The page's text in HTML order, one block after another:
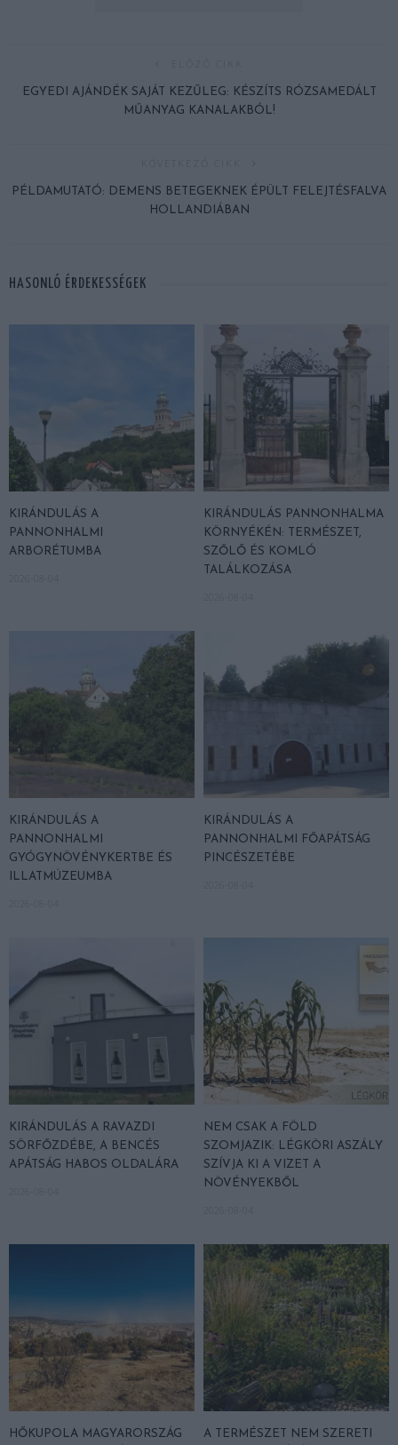
EGYEDI AJÁNDÉK SAJÁT KEZŰLEG: KÉSZÍTS RÓZSAMEDÁLT
MŰANYAG KANALAKBÓL!
PÉLDAMUTATÓ: DEMENS BETEGEKNEK ÉPÜLT FELEJTÉSFALVA
HOLLANDIÁBAN
HASONLÓ ÉRDEKESSÉGEK
KIRÁNDULÁS A
PANNONHALMI
ARBORÉTUMBA
KIRÁNDULÁS PANNONHALMA
KÖRNYÉKÉN: TERMÉSZET,
SZŐLŐ ÉS KOMLÓ
TALÁLKOZÁSA
KIRÁNDULÁS A
PANNONHALMI
GYÓGYNÖVÉNYKERTBE ÉS
ILLATMÚZEUMBA
KIRÁNDULÁS A
PANNONHALMI FŐAPÁTSÁG
PINCÉSZETÉBE
KIRÁNDULÁS A RAVAZDI
SÖRFŐZDÉBE, A BENCÉS
APÁTSÁG HABOS OLDALÁRA
NEM CSAK A FÖLD
SZOMJAZIK: LÉGKÖRI ASZÁLY
SZÍVJA KI A VIZET A
NÖVÉNYEKBŐL
HŐKUPOLA MAGYARORSZÁG A TERMÉSZET NEM SZERETI